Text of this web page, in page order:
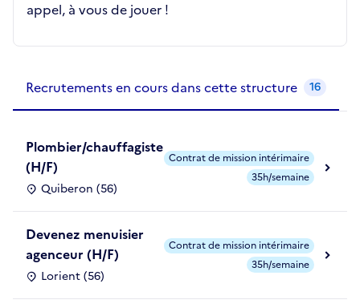
appel, à vous de jouer !
Recrutements en cours dans cette structure 16
Plombier/chauffagiste
(H/F)
Quiberon (56)
Contrat de mission intérimaire
35h/semaine
Devenez menuisier
agenceur (H/F)
Lorient (56)
Contrat de mission intérimaire
35h/semaine